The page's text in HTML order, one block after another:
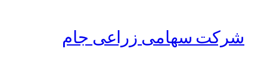
شرکت سهامی زراعی جام